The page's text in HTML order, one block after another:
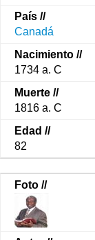
Canadá
1734 a. C
1816 a. C
82